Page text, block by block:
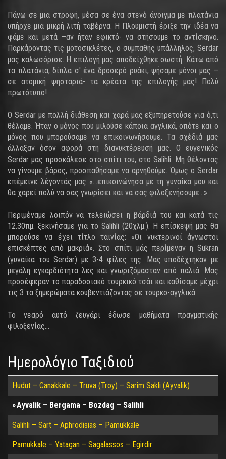
Πάνω σε μια στροφή, μέσα σε ένα στενό άνοιγμα με πλατάνια
υπήρχε μια μικρή λιτή ταβέρνα. Η Πλουμιστή έριξε την ιδέα να
φάμε και μετά –αν ήταν εφικτό- να στήσουμε το αντίσκηνο.
Παρκάροντας τις μοτοσικλέτες, ο συμπαθής υπάλληλος, Serdar
μας καλωσόρισε. Η επιλογή μας αποδείχθηκε σωστή. Κάτω από
τα πλατάνια, δίπλα σ' ένα δροσερό ρυάκι, ψήσαμε μόνοι μας –
σε ατομική ψησταριά- τα κρέατα της επιλογής μας! Πολύ
πρωτότυπο!
Ο Serdar με πολλή διάθεση και χαρά μας εξυπηρετούσε για ό,τι
θέλαμε. Ήταν ο μόνος που μιλούσε κάποια αγγλικά, οπότε και ο
μόνος που μπορούσαμε να επικοινωνήσουμε. Τα σχέδιά μας
άλλαξαν όσον αφορά στη διανυκτέρευσή μας. Ο ευγενικός
Serdar μας προσκάλεσε στο σπίτι του, στο Salihli. Μη θέλοντας
να γίνουμε βάρος, προσπαθήσαμε να αρνηθούμε. Όμως ο Serdar
επέμεινε λέγοντάς μας «...επικοινώνησα με τη γυναίκα μου και
θα χαρεί πολύ να σας γνωρίσει και να σας φιλοξενήσουμε...»
Περιμέναμε λοιπόν να τελειώσει η βάρδιά του και κατά τις
12.30πμ. ξεκινήσαμε για το Salihli (20χλμ.). Η επίσκεψή μας θα
μπορούσε να έχει τίτλο ταινίας: «Οι νυκτερινοί άγνωστοι
επισκέπτες από μακριά». Στο σπίτι μάς περίμεναν η Sukran
(γυναίκα του Serdar) με 3-4 φίλες της. Μας υποδέχτηκαν με
μεγάλη εγκαρδιότητα λες και γνωριζόμασταν από παλιά. Μας
προσέφεραν το παραδοσιακό τουρκικό τσάι και καθίσαμε μέχρι
τις 3 τα ξημερώματα κουβεντιάζοντας σε τουρκο-αγγλικά.
Το νεαρό αυτό ζευγάρι έδωσε μαθήματα πραγματικής
φιλοξενίας...
Ημερολόγιο Ταξιδιού
Hudut – Canakkale – Truva (Troy) – Sarim Sakli (Ayvalik)
Ayvalik – Bergama – Bozdag – Salihli
Salihli – Sart – Aphrodisias – Pamukkale
Pamukkale – Yatagan – Sagalassos – Egirdir